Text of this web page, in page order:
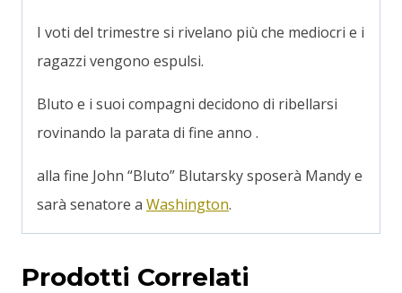
I voti del trimestre si rivelano più che mediocri e i
ragazzi vengono espulsi.
Bluto e i suoi compagni decidono di ribellarsi
rovinando la parata di fine anno .
alla fine John “Bluto” Blutarsky sposerà Mandy e
sarà senatore a Washington.
Prodotti Correlati